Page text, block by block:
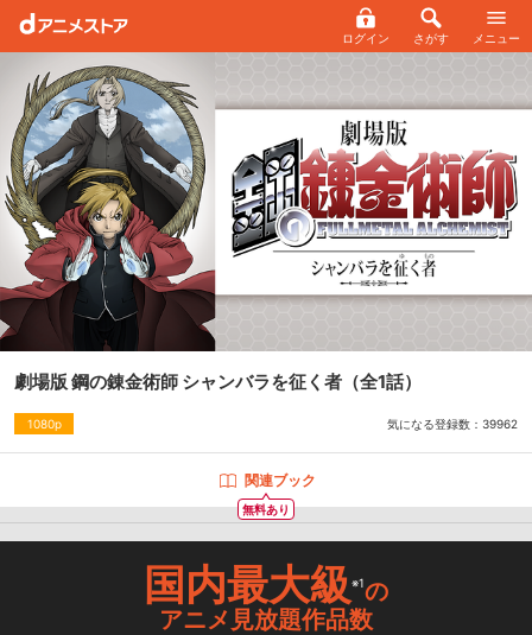
ログイン さがす メニュー
劇場版 鋼の錬金術師 シャンバラを征く者 （全1話）
1080p 気になる登録数： 39962
無料あり
関連ブック
国内最大級※1の
アニメ見放題作品数